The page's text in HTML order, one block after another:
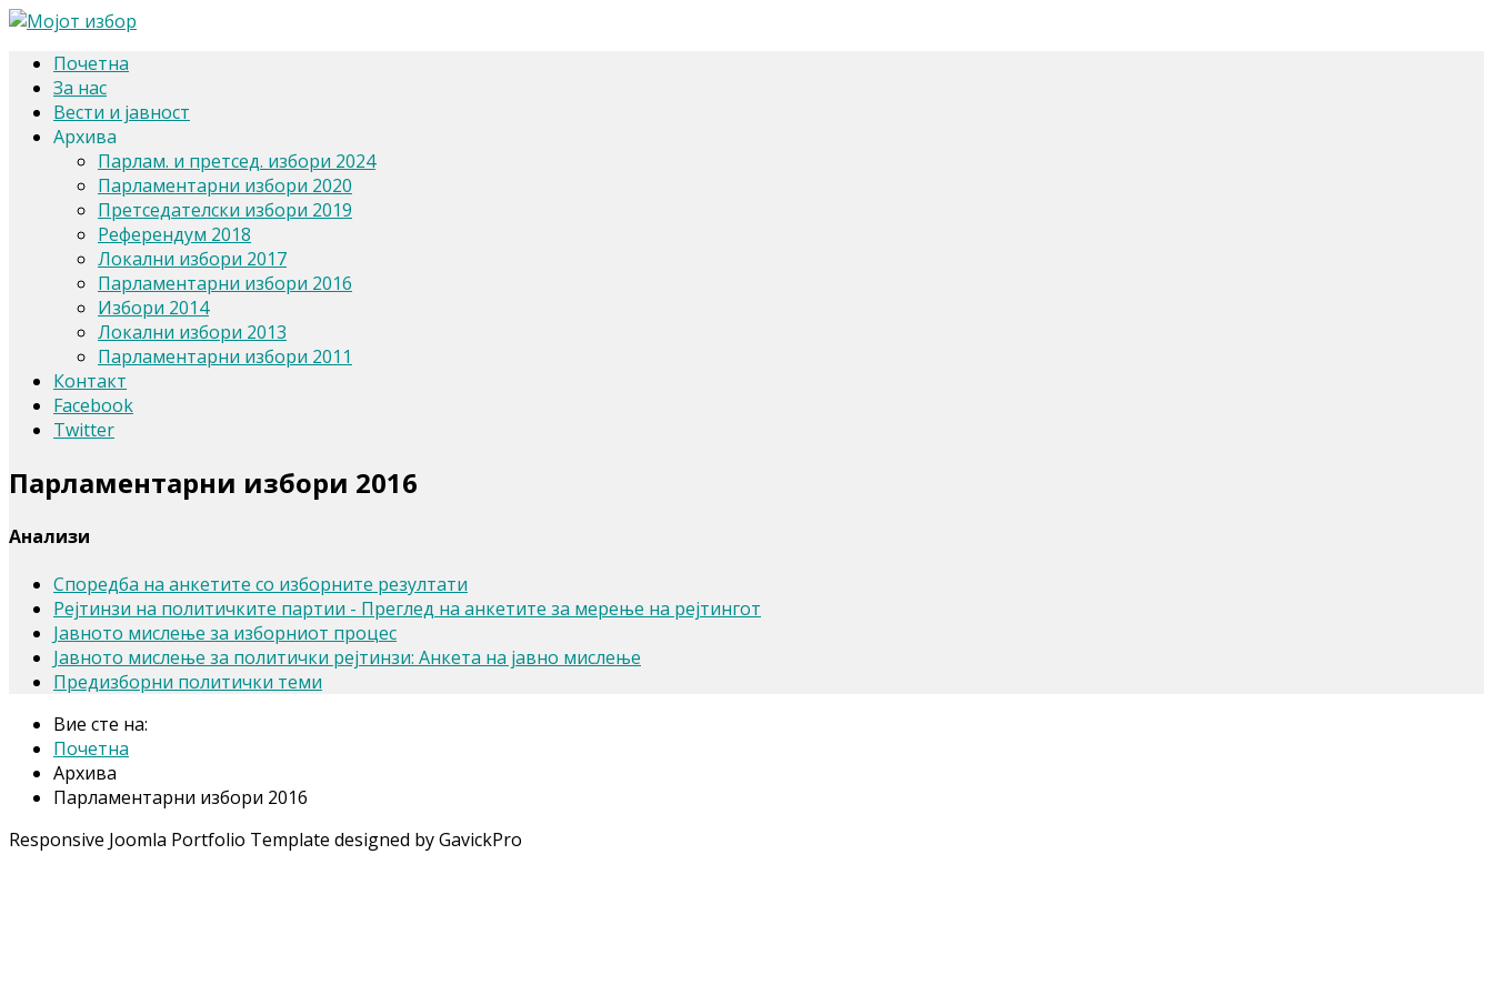
Почетна
За нас
Вести и јавност
Архива
Парлам. и претсед. избори 2024
Парламентарни избори 2020
Претседателски избори 2019
Референдум 2018
Локални избори 2017
Парламентарни избори 2016
Избори 2014
Локални избори 2013
Парламентарни избори 2011
Контакт
Facebook
Twitter
Парламентарни избори 2016
Анализи
Споредба на анкетите со изборните резултати
Рејтинзи на политичките партии - Преглед на анкетите за мерење на рејтингот
Јавното мислење за изборниот процес
Јавното мислење за политички рејтинзи: Анкета на јавно мислење
Предизборни политички теми
Вие сте на:
Почетна
Архива
Парламентарни избори 2016
Responsive Joomla Portfolio Template designed by GavickPro